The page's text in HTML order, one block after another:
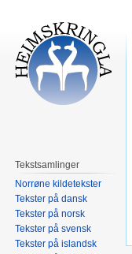
Tekstsamlinger
Norrøne kildetekster
Tekster på dansk
Tekster på norsk
Tekster på svensk
Tekster på islandsk